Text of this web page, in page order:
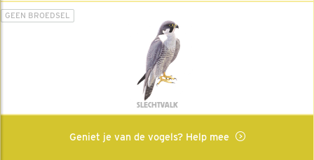
GEEN BROEDSEL
SLECHTVALK
Geniet je van de vogels? Help mee